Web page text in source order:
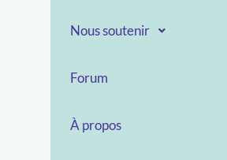
Nous soutenir
Forum
À propos